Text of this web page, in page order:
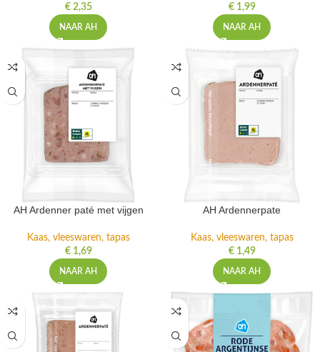
€2,35
NAAR AH
€1,99
NAAR AH
AH Ardenner paté met vijgen
Kaas, vleeswaren, tapas
€1,69
NAAR AH
AH Ardennerpate
Kaas, vleeswaren, tapas
€1,49
NAAR AH